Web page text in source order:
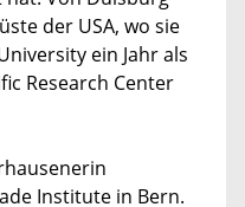
der USA, wo sie
ein Jahr als
Research Center
Institute in Bern.